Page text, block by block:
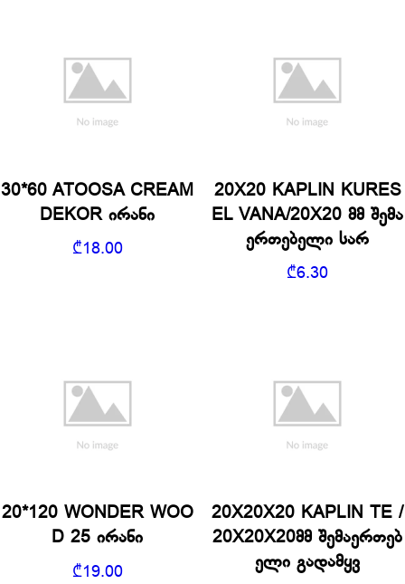
30*60 ATOOSA CREAM
DEKOR ირანი
₾18.00
20X20 KAPLIN KURES
EL VANA/20X20 მმ შემა
ერთებელი სარ
₾6.30
20*120 WONDER WOO
D 25 ირანი
₾19.00
20X20X20 KAPLIN TE /
20X20X20მმ შემაერთებ
ელი გადამყვ